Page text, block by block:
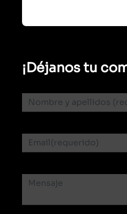
¡Déjanos tu